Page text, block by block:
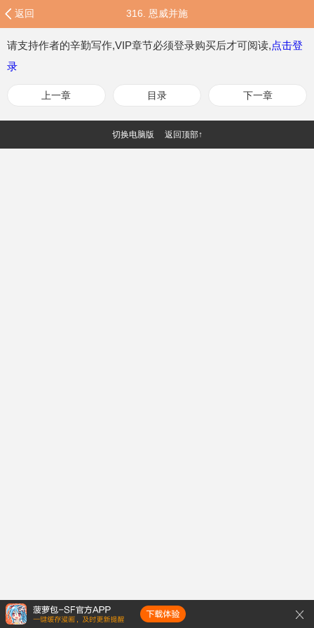
返回 316. 恩威并施
请支持作者的辛勤写作,VIP章节必须登录购买后才可阅读,点击登
录
上一章 目录 下一章
切换电脑版 返回顶部↑